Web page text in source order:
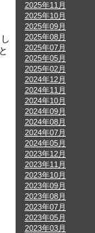
2025年11月
2025年10月
2025年09月
2025年08月
2025年07月
2025年05月
2025年02月
2024年12月
2024年11月
2024年10月
2024年09月
2024年08月
2024年07月
2024年05月
2023年12月
2023年11月
2023年10月
2023年09月
2023年08月
2023年07月
2023年05月
2023年03月